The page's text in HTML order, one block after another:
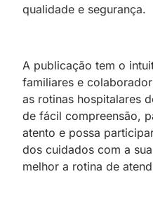
qualidade e segurança.
A publicação tem o
familiares e
as rotinas hospitalares
de fácil compreensão,
atento e possa
dos cuidados com a
melhor a rotina de